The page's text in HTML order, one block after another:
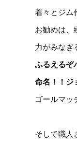
着々とジム
お勧めは、
力がみなぎ
ふるえるぞ
命名！！ジ
ゴールマ
そして職人